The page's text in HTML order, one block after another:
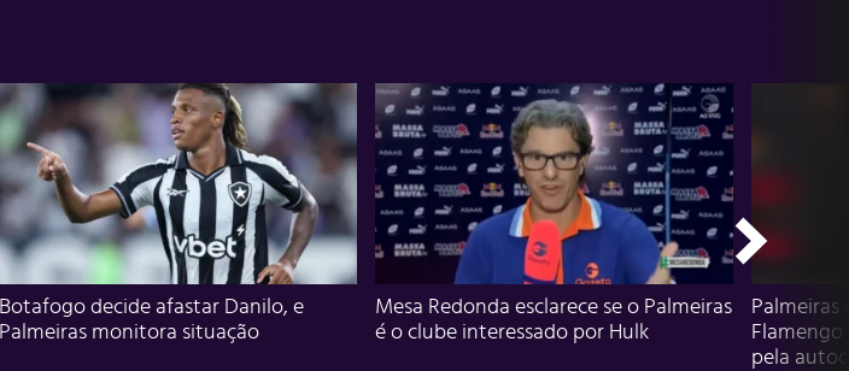
Botafogo decide afastar Danilo, e
Palmeiras monitora situação
Mesa Redonda esclarece se o Palmeiras
é o clube interessado por Hulk
Flamengo
pela